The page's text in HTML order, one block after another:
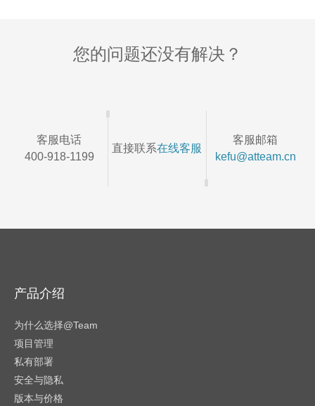
您的问题还没有解决？
客服电话
400-918-1199
直接联系在线客服
客服邮箱
kefu@atteam.cn
产品介绍
为什么选择@Team
项目管理
私有部署
安全与隐私
版本与价格